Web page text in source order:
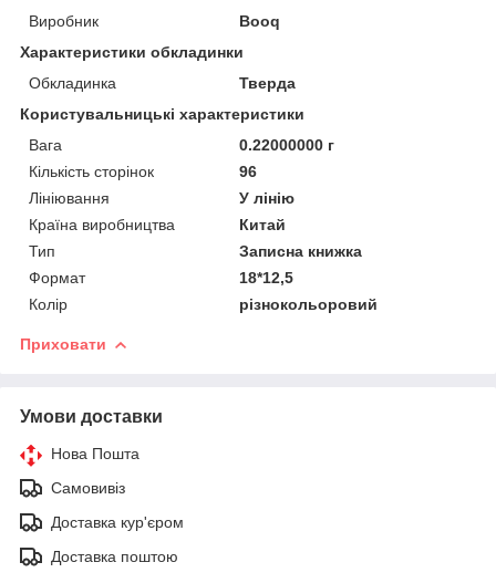
Виробник
Booq
Характеристики обкладинки
Обкладинка
Тверда
Користувальницькі характеристики
Вага
0.22000000 г
Кількість сторінок
96
Лініювання
У лінію
Країна виробництва
Китай
Тип
Записна книжка
Формат
18*12,5
Колір
різнокольоровий
Приховати
Умови доставки
Нова Пошта
Самовивіз
Доставка кур'єром
Доставка поштою